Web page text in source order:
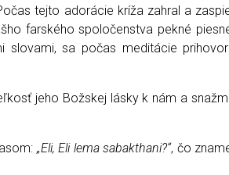
tejto adorácie kríža zahral a
farského spoločenstva pekné
slovami, sa počas meditácie
jeho Božskej lásky k nám a
„Eli, Eli lema sabakthani?“, čo